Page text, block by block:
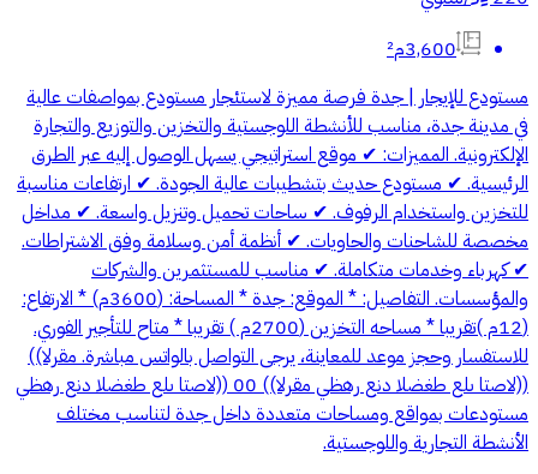
3,600م²
مستودع للإيجار | جدة فرصة مميزة لاستئجار مستودع بمواصفات عالية
في مدينة جدة، مناسب للأنشطة اللوجستية والتخزين والتوزيع والتجارة
الإلكترونية. المميزات: ✔ موقع استراتيجي يسهل الوصول إليه عبر الطرق
الرئيسية. ✔ مستودع حديث بتشطيبات عالية الجودة. ✔ ارتفاعات مناسبة
للتخزين واستخدام الرفوف. ✔ ساحات تحميل وتنزيل واسعة. ✔ مداخل
مخصصة للشاحنات والحاويات. ✔ أنظمة أمن وسلامة وفق الاشتراطات.
✔ كهرباء وخدمات متكاملة. ✔ مناسب للمستثمرين والشركات
والمؤسسات. التفاصيل: * الموقع: جدة * المساحة: (3600م) * الارتفاع:
(12م )تقريبا * مساحه التخزين (2700م ) تقريبا * متاح للتأجير الفوري.
للاستفسار وحجز موعد للمعاينة، يرجى التواصل بالواتس مباشرة. ‭((الرقم
مستودعات بمواقع ومساحات متعددة داخل جدة لتناسب مختلف
الأنشطة التجارية واللوجستية.